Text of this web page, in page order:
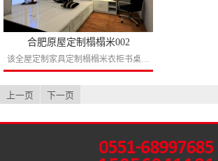
合肥原屋定制榻榻米002
上一页 下一页